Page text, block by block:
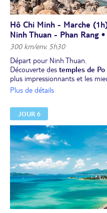
Hô Chi Minh - Marche
Ninh Thuan - Phan Rang •
300 km/env. 5h30
Départ pour Ninh Thuan.
Découverte des temples de Po
plus impressionnants et les
l'ancien royaume Cham
Petitemarche (1h)
célèbre pour son paysage à la
d’imposantes formations de
des millions d’années,
captivantes.
Dîner.
Nuit à l’hôtel à Phan Rang.
Plus de détails
JOUR 6